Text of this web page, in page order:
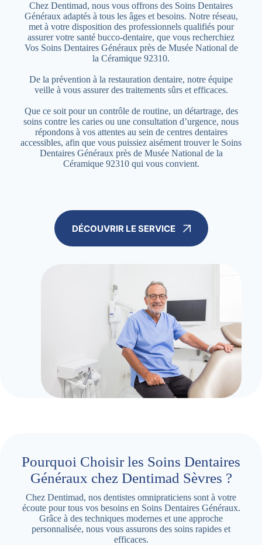
Chez Dentimad, nous vous offrons des Soins Dentaires
Généraux adaptés à tous les âges et besoins. Notre réseau,
met à votre disposition des professionnels qualifiés pour
assurer votre santé bucco-dentaire, que vous recherchiez
Vos Soins Dentaires Généraux près de Musée National de
la Céramique 92310.
De la prévention à la restauration dentaire, notre équipe
veille à vous assurer des traitements sûrs et efficaces.
Que ce soit pour un contrôle de routine, un détartrage, des
soins contre les caries ou une consultation d’urgence, nous
répondons à vos attentes au sein de centres dentaires
accessibles, afin que vous puissiez aisément trouver le Soins
Dentaires Généraux près de Musée National de la
Céramique 92310 qui vous convient.
DÉCOUVRIR LE SERVICE
Pourquoi Choisir les Soins Dentaires
Généraux chez Dentimad Sèvres ?
Chez Dentimad, nos dentistes omnipraticiens sont à votre
écoute pour tous vos besoins en Soins Dentaires Généraux.
Grâce à des techniques modernes et une approche
personnalisée, nous vous assurons des soins rapides et
efficaces.